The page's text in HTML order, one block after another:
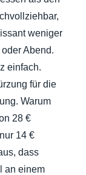
weniger
Abend.
einfach.
für die
Warum
28 €
14 €
dass
an einem